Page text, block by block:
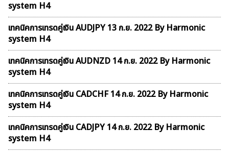
system H4
เทคนิคการเทรดคู่เงิน AUDJPY 13 ก.ย. 2022 By Harmonic
system H4
เทคนิคการเทรดคู่เงิน AUDNZD 14 ก.ย. 2022 By Harmonic
system H4
เทคนิคการเทรดคู่เงิน CADCHF 14 ก.ย. 2022 By Harmonic
system H4
เทคนิคการเทรดคู่เงิน CADJPY 14 ก.ย. 2022 By Harmonic
system H4